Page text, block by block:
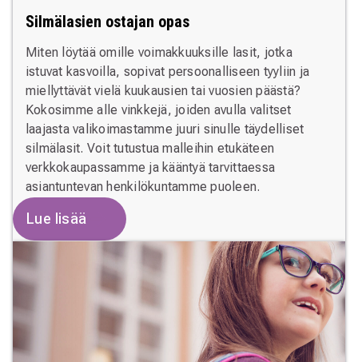
Silmälasien ostajan opas
Miten löytää omille voimakkuuksille lasit, jotka
istuvat kasvoilla, sopivat persoonalliseen tyyliin ja
miellyttävät vielä kuukausien tai vuosien päästä?
Kokosimme alle vinkkejä, joiden avulla valitset
laajasta valikoimastamme juuri sinulle täydelliset
silmälasit. Voit tutustua malleihin etukäteen
verkkokaupassamme ja kääntyä tarvittaessa
asiantuntevan henkilökuntamme puoleen.
Lue lisää